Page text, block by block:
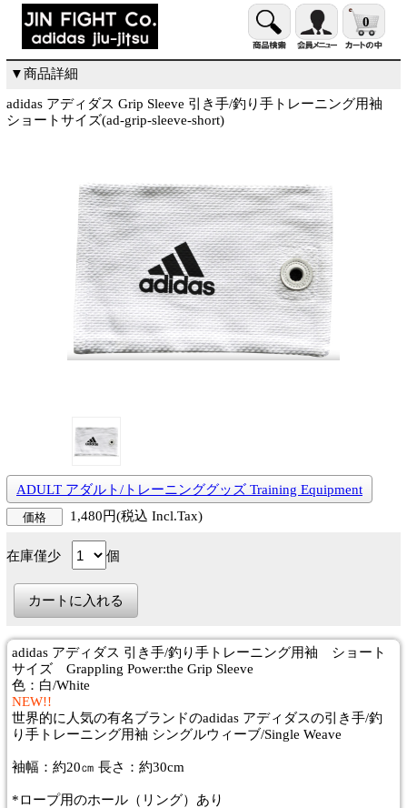
0
▼商品詳細
adidas アディダス Grip Sleeve 引き手/釣り手トレーニング用袖
ショートサイズ(ad-grip-sleeve-short)
ADULT アダルト/トレーニンググッズ Training Equipment
価格 1,480円(税込 Incl.Tax)
在庫僅少 個
adidas アディダス 引き手/釣り手トレーニング用袖 ショート
サイズ Grappling Power:the Grip Sleeve
色：白/White
NEW!!
世界的に人気の有名ブランドのadidas アディダスの引き手/釣
り手トレーニング用袖 シングルウィーブ/Single Weave
袖幅：約20㎝ 長さ：約30cm
*ロープ用のホール（リング）あり